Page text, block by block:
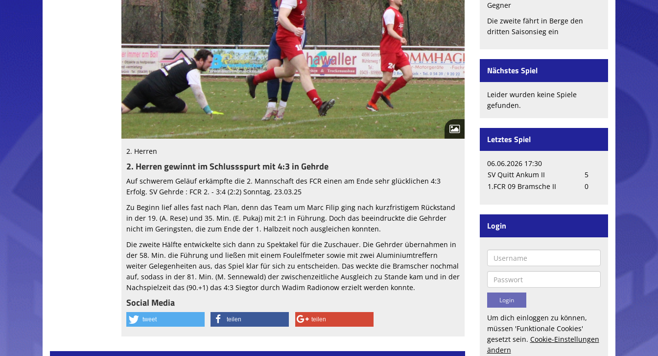
2. Herren
2. Herren gewinnt im Schlussspurt mit 4:3 in Gehrde
Auf schwerem Geläuf erkämpfte die 2. Mannschaft des FCR einen am Ende sehr glücklichen 4:3
Erfolg. SV Gehrde : FCR 2. - 3:4 (2:2) Sonntag, 23.03.25
Zu Beginn lief alles fast nach Plan, denn das Team um Marc Filip ging nach kurzfristigem Rückstand
in der 19. (A. Rese) und 35. Min. (E. Pukaj) mit 2:1 in Führung. Doch das beeindruckte die Gehrder
nicht im Geringsten, die zum Ende der 1. Halbzeit noch ausgleichen konnten.
Die zweite Hälfte entwickelte sich dann zu Spektakel für die Zuschauer. Die Gehrder übernahmen in
der 58. Min. die Führung und ließen mit einem Foulelfmeter sowie mit zwei Aluminiumtreffern
weiter Gelegenheiten aus, das Spiel klar für sich zu entscheiden. Das weckte die Bramscher nochmal
auf, sodass in der 81. Min. (M. Sennewald) der zwischenzeitliche Ausgleich zu Stande kam und in der
Nachspielzeit das (90.+1) das 4:3 Siegtor durch Wadim Radionow erzielt werden konnte.
Social Media
tweet teilen teilen
Gegner
Die zweite fährt in Berge den
dritten Saisonsieg ein
Nächstes Spiel
Leider wurden keine Spiele
gefunden.
Letztes Spiel
06.06.2026 17:30
SV Quitt Ankum II
5
1.FCR 09 Bramsche II
0
Login
Um dich einloggen zu können,
müssen 'Funktionale Cookies'
gesetzt sein. Cookie-Einstellungen
ändern